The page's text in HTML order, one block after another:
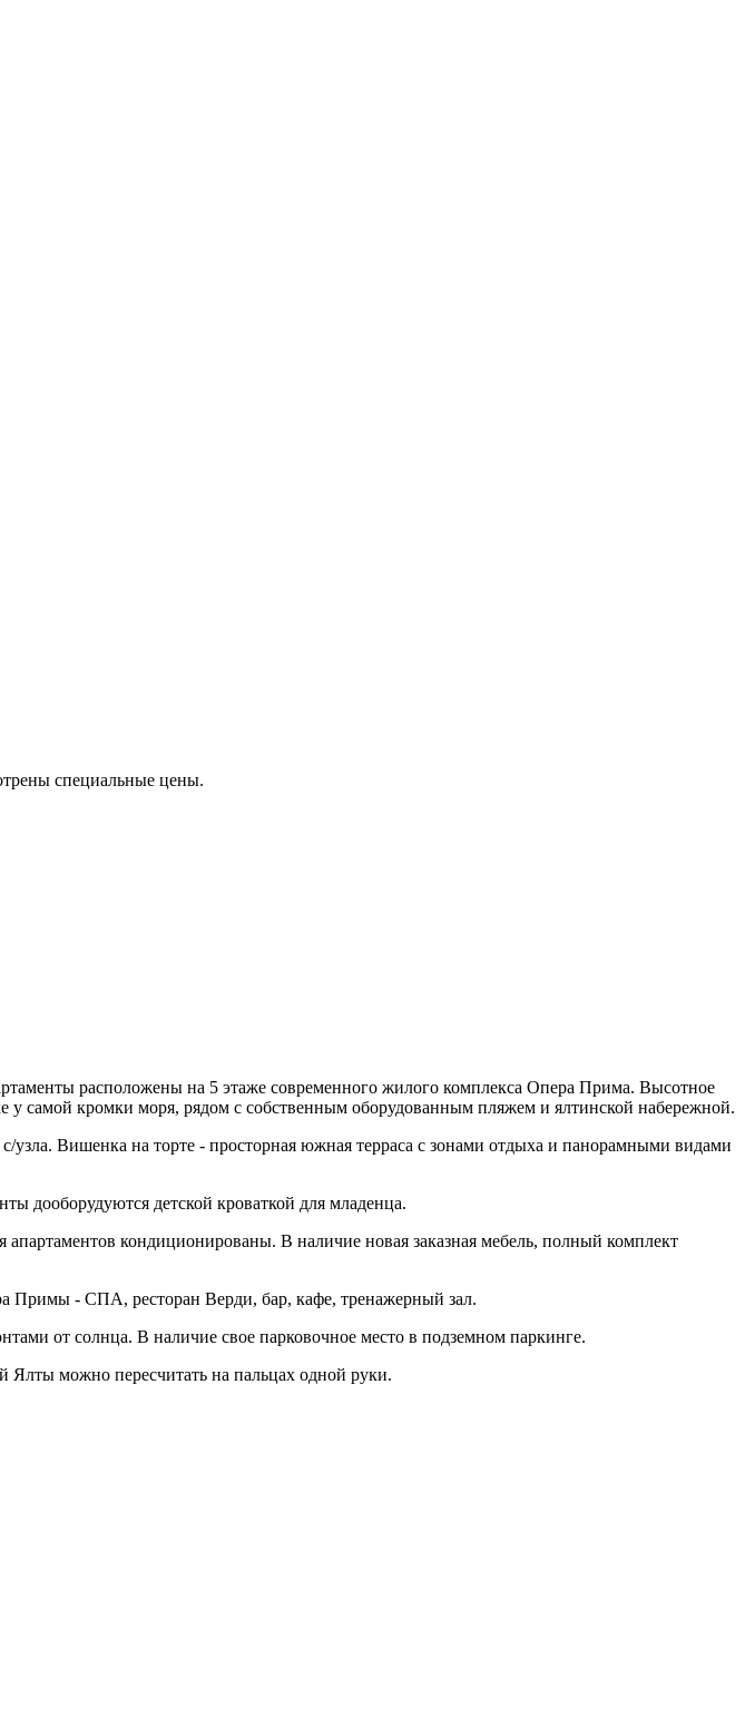
специальные цены.
расположены на 5 этаже современного жилого комплекса Опера Прима. Высотное
у самой кромки моря, рядом с собственным оборудованным пляжем и ялтинской набережной.
Вишенка на торте - просторная южная терраса с зонами отдыха и панорамными видами
дооборудуются детской кроваткой для младенца.
кондиционированы. В наличие новая заказная мебель, полный комплект
Примы - СПА, ресторан Верди, бар, кафе, тренажерный зал.
от солнца. В наличие свое парковочное место в подземном паркинге.
Ялты можно пересчитать на пальцах одной руки.